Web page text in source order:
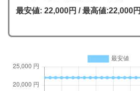
最安値: 22,000円 / 最高値:22,000円